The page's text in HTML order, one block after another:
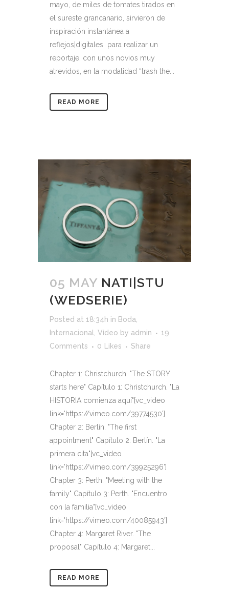
mayo, de miles de tomates tirados en
el sureste grancanario, sirvieron de
inspiración instantánea a
reflejos|digitales para realizar un
reportaje, con unos novios muy
atrevidos, en la modalidad “trash the...
READ MORE
05 MAY NATI|STU
(WEDSERIE)
Posted at 18:34h in Boda
Internacional
Vídeo by admin
19
Comments
0 Likes Share
Chapter 1: Christchurch. "The STORY
starts here" Capítulo 1: Christchurch. "La
HISTORIA comienza aquí"[vc_video
link='https://vimeo.com/39774530']
Chapter 2: Berlin. "The first
appointment" Capítulo 2: Berlín. "La
primera cita"[vc_video
link='https://vimeo.com/39925296']
Chapter 3: Perth. "Meeting with the
family" Capítulo 3: Perth. "Encuentro
con la familia"[vc_video
link='https://vimeo.com/40085943']
Chapter 4: Margaret River. "The
proposal" Capítulo 4: Margaret...
READ MORE